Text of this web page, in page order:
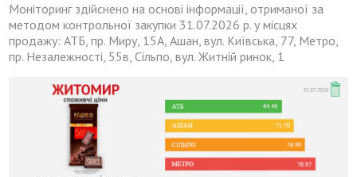
Моніторинг здійснено на основі інформації, отриманої за
методом контрольної закупки 31.07.2026 р. у місцях
продажу: АТБ, пр. Миру, 15А, Ашан, вул. Київська, 77, Метро,
пр. Незалежності, 55в, Сільпо, вул. Житній ринок, 1